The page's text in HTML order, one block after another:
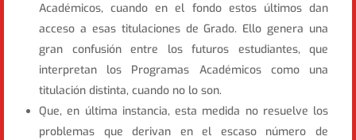
Académicos, cuando en el fondo estos últimos dan
acceso a esas titulaciones de Grado. Ello genera una
gran confusión entre los futuros estudiantes, que
interpretan los Programas Académicos como una
titulación distinta, cuando no lo son.
Que, en última instancia, esta medida no resuelve los
problemas que derivan en el escaso número de